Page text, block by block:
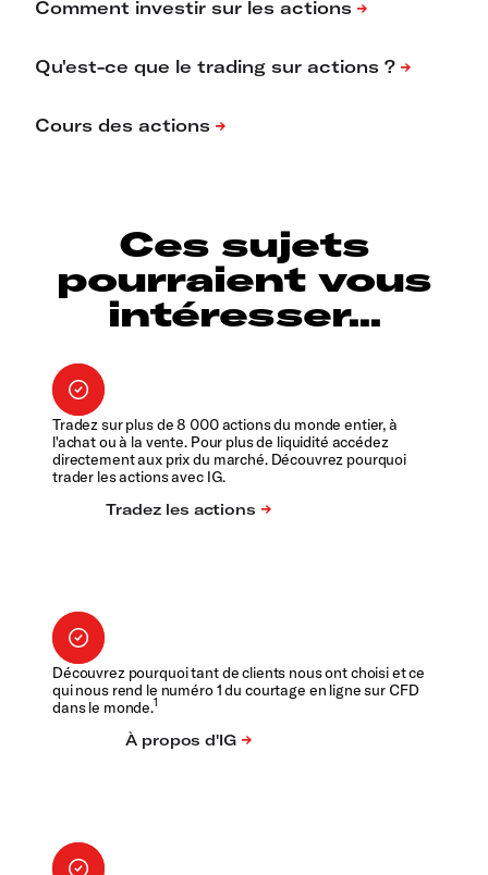
Ces sujets
pourraient vous
intéresser...
Tradez sur plus de 8 000 actions du monde entier, à
l'achat ou à la vente. Pour plus de liquidité accédez
directement aux prix du marché. Découvrez pourquoi
trader les actions avec IG.
Découvrez pourquoi tant de clients nous ont choisi et ce
qui nous rend le numéro 1 du courtage en ligne sur CFD
dans le monde.1